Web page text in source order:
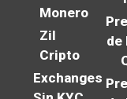
Monero
Zil
Cripto
Exchanges
de